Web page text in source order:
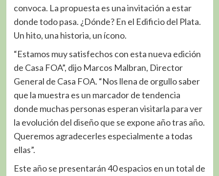
convoca. La propuesta es una invitación a estar
donde todo pasa. ¿Dónde? En el Edificio del Plata.
Un hito, una historia, un ícono.
“Estamos muy satisfechos con esta nueva edición
de Casa FOA”, dijo Marcos Malbran, Director
General de Casa FOA. “Nos llena de orgullo saber
que la muestra es un marcador de tendencia
donde muchas personas esperan visitarla para ver
la evolución del diseño que se expone año tras año.
Queremos agradecerles especialmente a todas
ellas”.
Este año se presentarán 40 espacios en un total de